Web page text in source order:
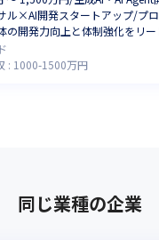
ル×AI開発スタートアップ/プ
の開発力向上と体制強化をリー
: 1000-1500万円
同じ業種の企業